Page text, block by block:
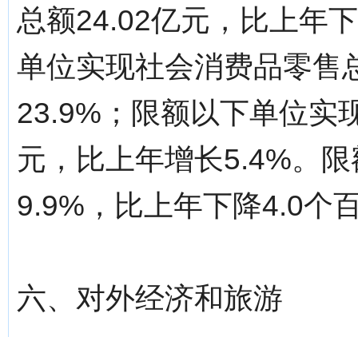
总额24.02亿元，比上年
单位实现社会消费品零售
23.9%；限额以下单位实
元，比上年增长5.4%。
9.9%，比上年下降4.0个
六、对外经济和旅游